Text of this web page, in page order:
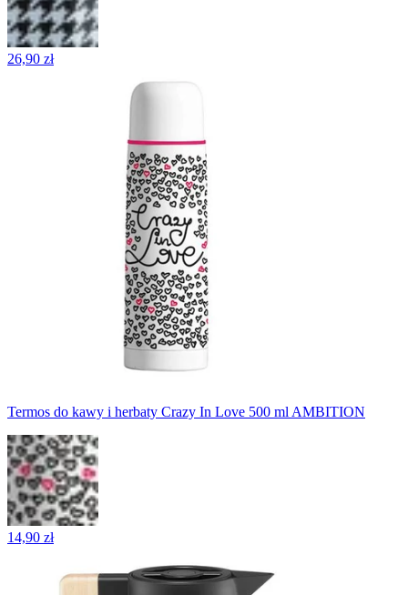
26,90 zł
Termos do kawy i herbaty Crazy In Love 500 ml AMBITION
14,90 zł